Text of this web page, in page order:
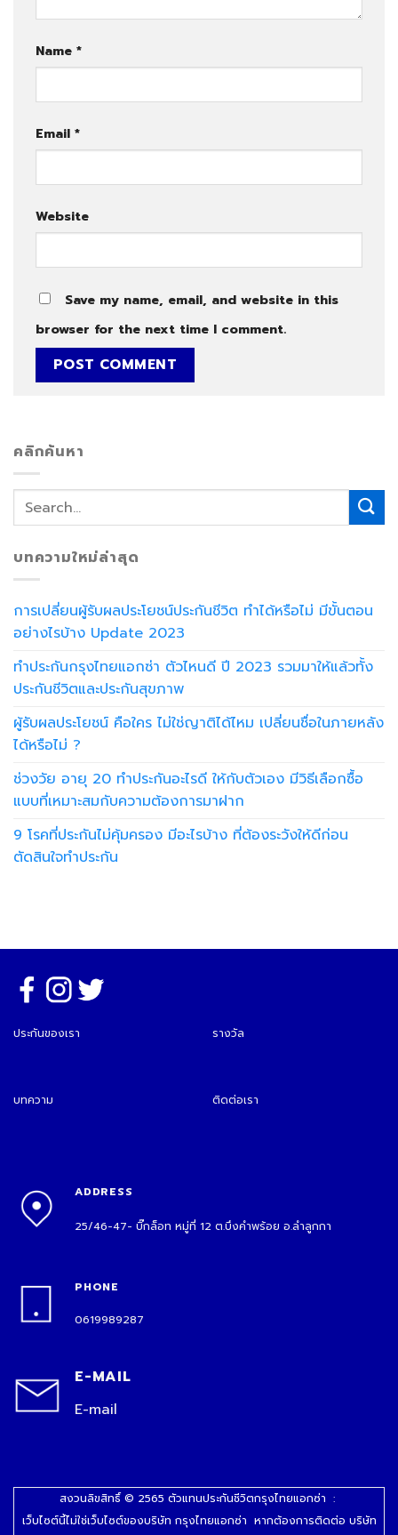
Name *
Email *
Website
Save my name, email, and website in this
browser for the next time I comment.
คลิกค้นหา
บทความใหม่ล่าสุด
การเปลี่ยนผู้รับผลประโยชน์ประกันชีวิต ทำได้หรือไม่ มีขั้นตอน
อย่างไรบ้าง Update 2023
ทำประกันกรุงไทยแอกซ่า ตัวไหนดี ปี 2023 รวมมาให้แล้วทั้ง
ประกันชีวิตและประกันสุขภาพ
ผู้รับผลประโยชน์ คือใคร ไม่ใช่ญาติได้ไหม เปลี่ยนชื่อในภายหลัง
ได้หรือไม่ ?
ช่วงวัย อายุ 20 ทำประกันอะไรดี ให้กับตัวเอง มีวิธีเลือกซื้อ
แบบที่เหมาะสมกับความต้องการมาฝาก
9 โรคที่ประกันไม่คุ้มครอง มีอะไรบ้าง ที่ต้องระวังให้ดีก่อน
ตัดสินใจทำประกัน
ประกันของเรา รางวัล
บทความ ติดต่อเรา
ADDRESS
25/46-47- บิ๊กล็อท หมู่ที่ 12 ต.บึงคำพร้อย อ.ลำลูกกา
PHONE
0619989287
E-MAIL
E-mail
สงวนลิขสิทธิ์ © 2565 ตัวแทนประกันชีวิตกรุงไทยแอกซ่า :
เว็บไซต์นี้ไม่ใช่เว็บไซต์ของบริษัท กรุงไทยแอกซ่า หากต้องการติดต่อ บริษัท